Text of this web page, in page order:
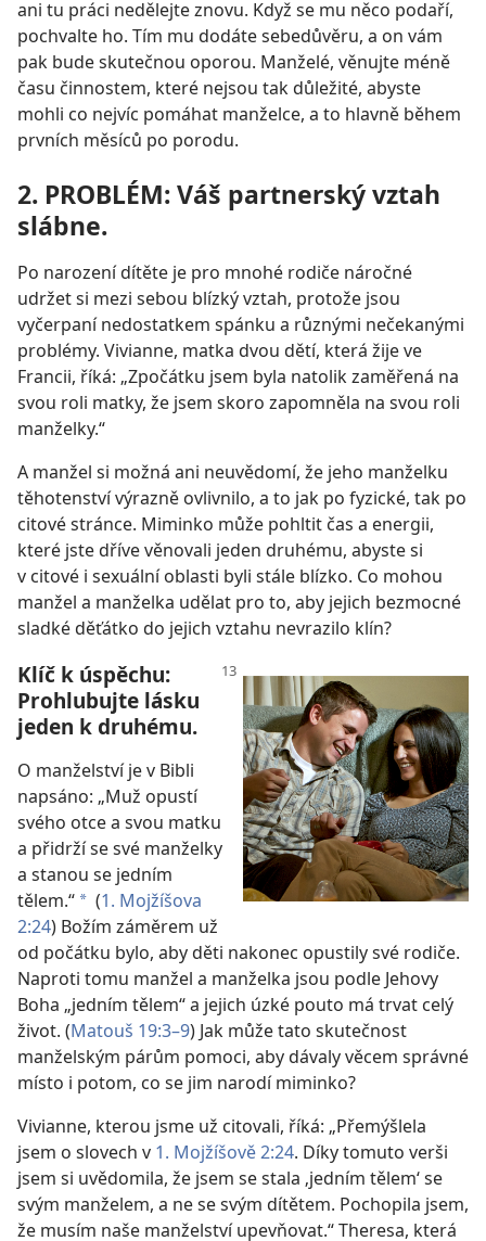
ani tu práci nedělejte znovu. Když se mu něco podaří,
pochvalte ho. Tím mu dodáte sebedůvěru, a on vám
pak bude skutečnou oporou. Manželé, věnujte méně
času činnostem, které nejsou tak důležité, abyste
mohli co nejvíc pomáhat manželce, a to hlavně během
prvních měsíců po porodu.
2. PROBLÉM: Váš partnerský vztah
slábne.
Po narození dítěte je pro mnohé rodiče náročné
udržet si mezi sebou blízký vztah, protože jsou
vyčerpaní nedostatkem spánku a různými nečekanými
problémy. Vivianne, matka dvou dětí, která žije ve
Francii, říká: „Zpočátku jsem byla natolik zaměřená na
svou roli matky, že jsem skoro zapomněla na svou roli
manželky.“
A manžel si možná ani neuvědomí, že jeho manželku
těhotenství výrazně ovlivnilo, a to jak po fyzické, tak po
citové stránce. Miminko může pohltit čas a energii,
které jste dříve věnovali jeden druhému, abyste si
v citové i sexuální oblasti byli stále blízko. Co mohou
manžel a manželka udělat pro to, aby jejich bezmocné
sladké děťátko do jejich vztahu nevrazilo klín?
Klíč k úspěchu:
Prohlubujte lásku
jeden k druhému.
O manželství je v Bibli
napsáno: „Muž opustí
svého otce a svou matku
a přidrží se své manželky
a stanou se jedním
tělem.“ * (1. Mojžíšova
2:24) Božím záměrem už
od počátku bylo, aby děti nakonec opustily své rodiče.
Naproti tomu manžel a manželka jsou podle Jehovy
Boha „jedním tělem“ a jejich úzké pouto má trvat celý
život. (Matouš 19:3–9) Jak může tato skutečnost
manželským párům pomoci, aby dávaly věcem správné
místo i potom, co se jim narodí miminko?
Vivianne, kterou jsme už citovali, říká: „Přemýšlela
jsem o slovech v 1. Mojžíšově 2:24. Díky tomuto verši
jsem si uvědomila, že jsem se stala ‚jedním tělem‘ se
svým manželem, a ne se svým dítětem. Pochopila jsem,
že musím naše manželství upevňovat.“ Theresa, která